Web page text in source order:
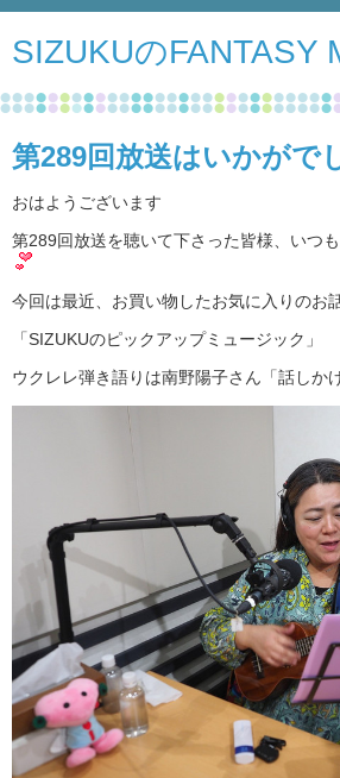
SIZUKUのFANTASY
第289回放送はいかがで
おはようございます
第289回放送を聴いて下さった皆様、いつ
今回は最近、お買い物したお気に入りのお
「SIZUKUのピックアップミュージック」
ウクレレ弾き語りは南野陽子さん「話しか